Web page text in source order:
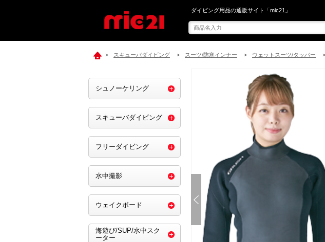
mic21で[ GRUSH ] 3mm ウェットスーツ レディー
ダイビング用品の通販サイト「mic21」
> スキューバダイビング > スーツ/防寒インナー > ウェットスーツ/タッパー >
シュノーケリング
スキューバダイビング
フリーダイビング
水中撮影
ウェイクボード
海遊び/SUP/水中スク
ーター